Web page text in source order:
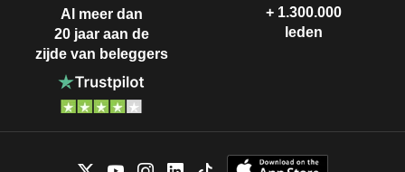
Al meer dan
20 jaar aan de
zijde van beleggers
+ 1.300.000
leden